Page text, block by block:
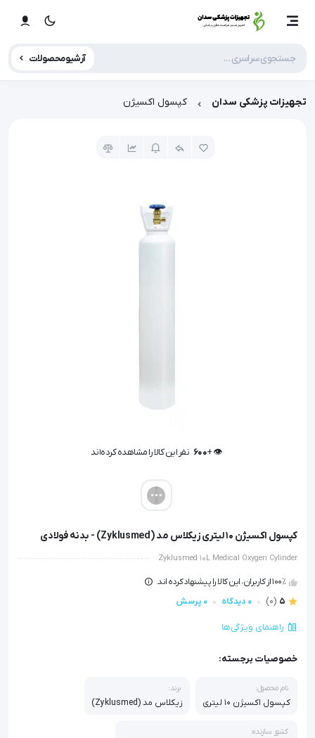
آرشیو محصولات
تجهیزات پزشکی سدان کپسول اکسیژن
👁️ +
600 نفر این کالا را مشاهده کرده‌اند
کپسول اکسیژن 10 لیتری زیکلاس مد (Zyklusmed) - بدنه فولادی
Zyklusmed 10L Medical Oxygen Cylinder
100٪ از کاربران، این کالا را پیشنهاد کرده اند.
5
(0) 0 دیدگاه 0 پرسش
راهنمای ویژگی‌ها
خصوصیات برجسته:
نام محصول:
کپسول اکسیژن 10 لیتری
برند:
زیکلاس مد (Zyklusmed)
کشور سازنده: